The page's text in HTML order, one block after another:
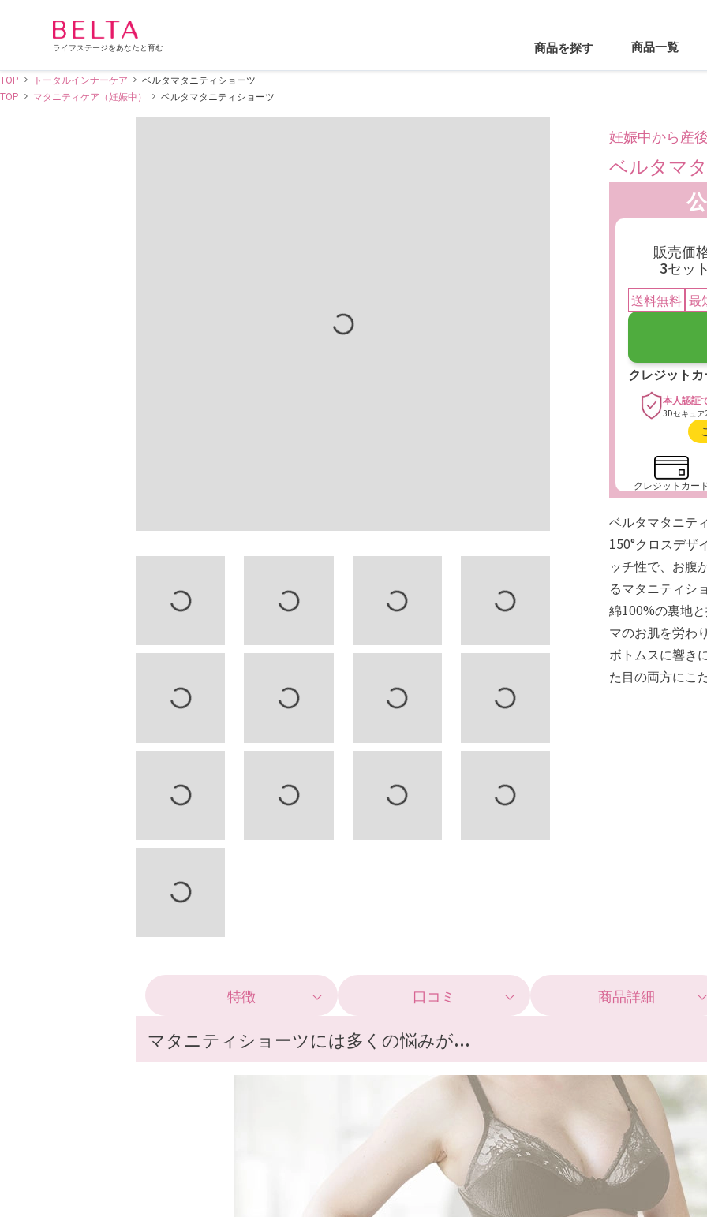
ライフステージをあなたと育む 商品を探す 商品一覧
TOP トータルインナーケア
ベルタマタニティショーツ
TOP
マタニティケア（妊娠中） ベルタマタニティショーツ
妊娠中から産
ベルタマ
販売価
3セッ
送料無料 最
クレジット
本人認証
3Dセキュ
クレジットカー
ベルタマタニテ
150°クロスデザ
ッチ性で、お腹
るマタニティシ
綿100%の裏地
マのお肌を労わ
ボトムスに響き
た目の両方にこ
特徴 口コミ 商品詳細
マタニティショーツには多くの悩みが...